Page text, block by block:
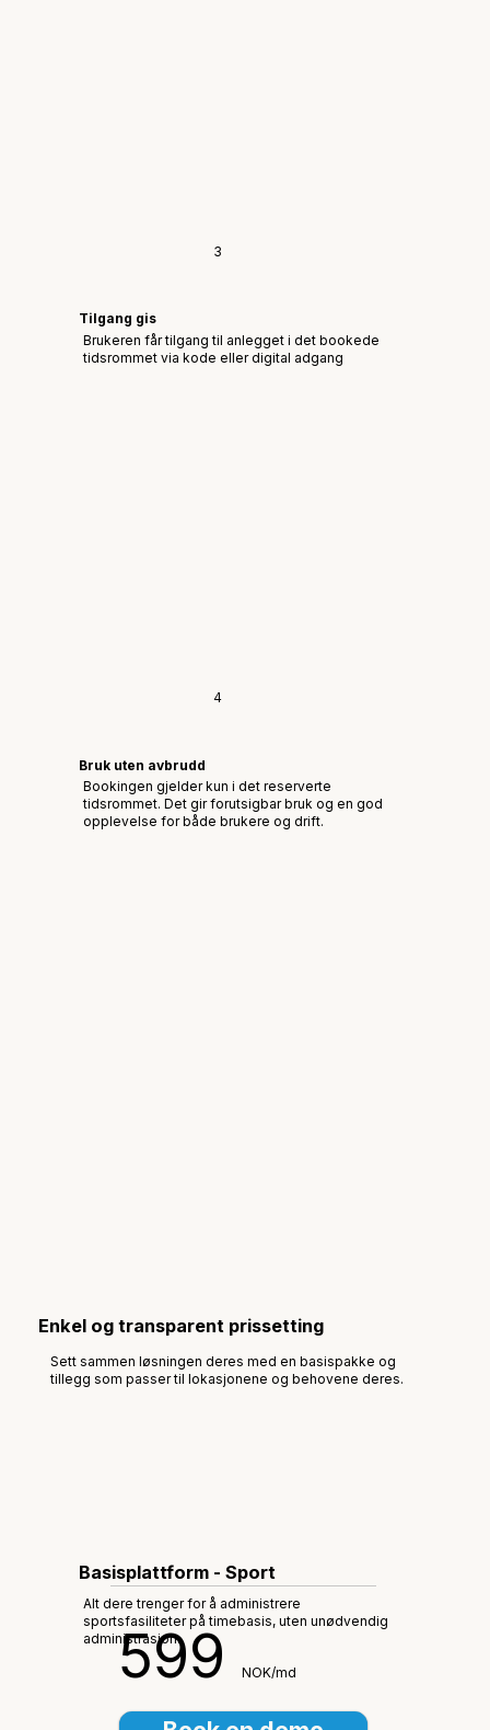
Tilgang gis
Brukeren får tilgang til anlegget i det bookede
tidsrommet via kode eller digital adgang
3
Bruk uten avbrudd
Bookingen gjelder kun i det reserverte
tidsrommet. Det gir forutsigbar bruk og en god
opplevelse for både brukere og drift.
4
Enkel og transparent prissetting
Sett sammen løsningen deres med en basispakke og
tillegg som passer til lokasjonene og behovene deres.
Basisplattform - Sport
Alt dere trenger for å administrere
sportsfasiliteter på timebasis, uten unødvendig
administrasjon.
599NOK/md